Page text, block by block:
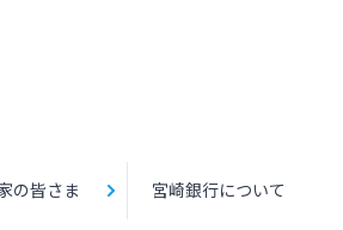
の皆さま 宮崎銀行について